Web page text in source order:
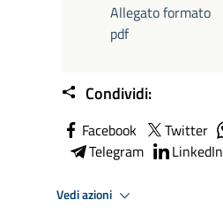
Allegato formato
pdf
Condividi:
Facebook Twitter
Telegram
LinkedIn
Vedi azioni